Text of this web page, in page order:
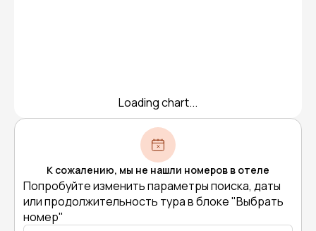
Loading chart...
К сожалению, мы не нашли номеров в отеле
Попробуйте изменить параметры поиска, даты
или продолжительность тура в блоке "Выбрать
номер"